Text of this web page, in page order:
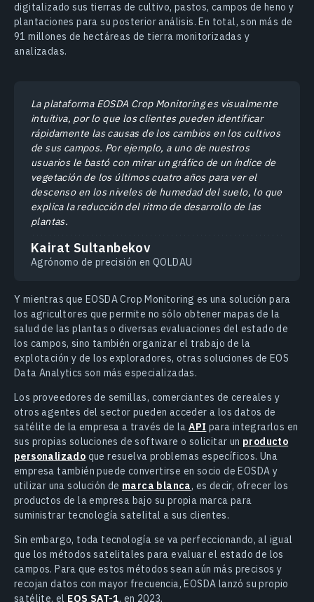
digitalizado sus tierras de cultivo, pastos, campos de heno y
plantaciones para su posterior análisis. En total, son más de
91 millones de hectáreas de tierra monitorizadas y
analizadas.
La plataforma EOSDA Crop Monitoring es visualmente
intuitiva, por lo que los clientes pueden identificar
rápidamente las causas de los cambios en los cultivos
de sus campos. Por ejemplo, a uno de nuestros
usuarios le bastó con mirar un gráfico de un índice de
vegetación de los últimos cuatro años para ver el
descenso en los niveles de humedad del suelo, lo que
explica la reducción del ritmo de desarrollo de las
plantas.
Kairat Sultanbekov
Agrónomo de precisión en QOLDAU
Y mientras que EOSDA Crop Monitoring es una solución para
los agricultores que permite no sólo obtener mapas de la
salud de las plantas o diversas evaluaciones del estado de
los campos, sino también organizar el trabajo de la
explotación y de los exploradores, otras soluciones de EOS
Data Analytics son más especializadas.
Los proveedores de semillas, comerciantes de cereales y
otros agentes del sector pueden acceder a los datos de
satélite de la empresa a través de laAPI para integrarlos en
sus propias soluciones de software o solicitar un producto
personalizado que resuelva problemas específicos. Una
empresa también puede convertirse en socio de EOSDA y
utilizar una solución de marca blanca, es decir, ofrecer los
productos de la empresa bajo su propia marca para
suministrar tecnología satelital a sus clientes.
Sin embargo, toda tecnología se va perfeccionando, al igual
que los métodos satelitales para evaluar el estado de los
campos. Para que estos métodos sean aún más precisos y
recojan datos con mayor frecuencia, EOSDA lanzó su propio
satélite, el EOS SAT-1, en 2023.